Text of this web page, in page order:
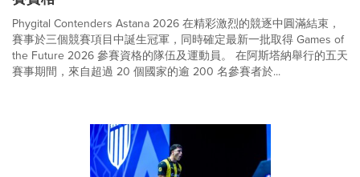
Phygital Contenders Astana 2026 在精彩激烈的競逐中圓滿結束，
賽事於三個競賽項目中誕生冠軍，同時確定最新一批取得 Games of
the Future 2026 參賽資格的隊伍及運動員。 在阿斯塔納舉行的五天
賽事期間，來自超過 20 個國家的逾 200 名參賽者於...